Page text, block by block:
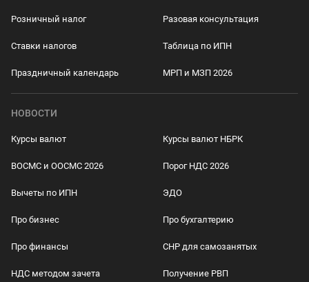
Розничный налог Разовая консультация
Ставки налогов Таблица по ИПН
Праздничный календарь МРП и МЗП 2026
НОВОСТИ
Курсы валют Курсы валют НБРК
ВОСМС и ООСМС 2026 Порог НДС 2026
Вычеты по ИПН ЭДО
Про бизнес Про бухгалтерию
Про финансы СНР для самозанятых
НДС методом зачета Получение РВП